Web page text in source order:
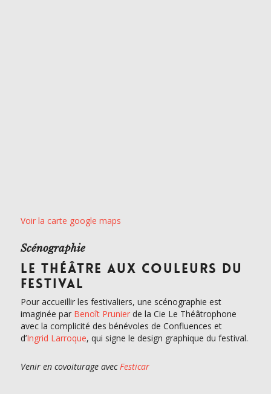
Voir la carte google maps
Scénographie
LE THÉÂTRE AUX COULEURS DU
FESTIVAL
Pour accueillir les festivaliers, une scénographie est
imaginée par Benoît Prunierde la Cie Le Théâtrophone
avec la complicité des bénévoles de Confluences et
d’Ingrid Larroque, qui signe le design graphique du festival.
Venir en covoiturage avec Festicar